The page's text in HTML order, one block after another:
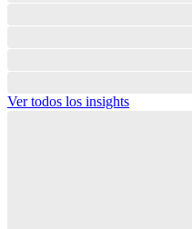
Ver todos los insights